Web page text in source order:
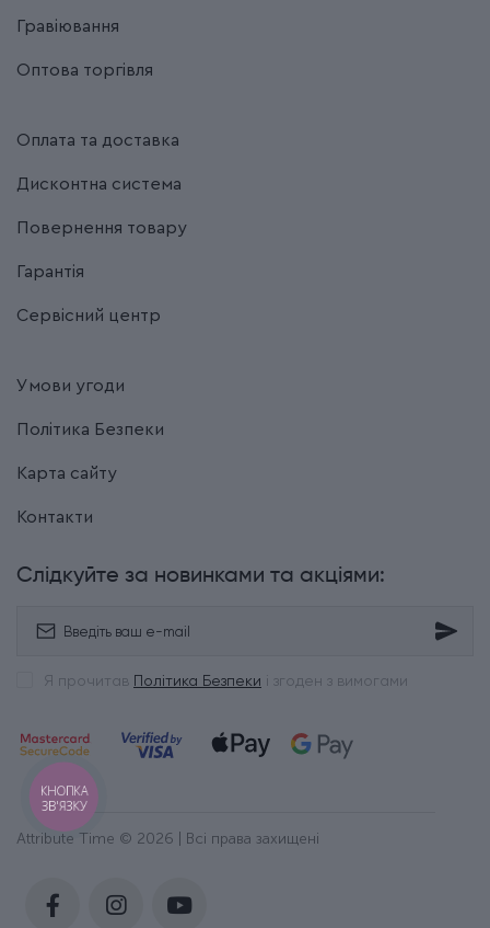
Гравіювання
Оптова торгівля
Оплата та доставка
Дисконтна система
Повернення товару
Гарантія
Сервісний центр
Умови угоди
Політика Безпеки
Карта сайту
Контакти
Слідкуйте за новинками та акціями:
Я прочитав Політика Безпеки і згоден з вимогами
Attribute Time © 2026 | Всі права захищені
КНОПКА
ЗВ'ЯЗКУ